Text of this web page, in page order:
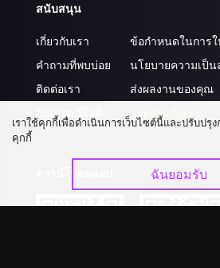
สนับสนุน
เกี่ยวกับเรา
คำถามที่พบบ่อย
ติดต่อเรา
อัปเกรด วีไอพี
ข้อกำหนดในการใ
นโยบายความเป็
ส่งผลงานของคุณ
ร่วมงานกับเรา
เราใช้คุกกี้เพื่อดำเนินการเว็บไซต์นี้และปรับปรุ
คุกกี้
ฉันยอมรับ